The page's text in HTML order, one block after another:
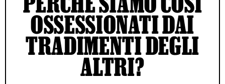
OSSESSIONATI DAI
TRADIMENTI DEGLI
ALTRI?